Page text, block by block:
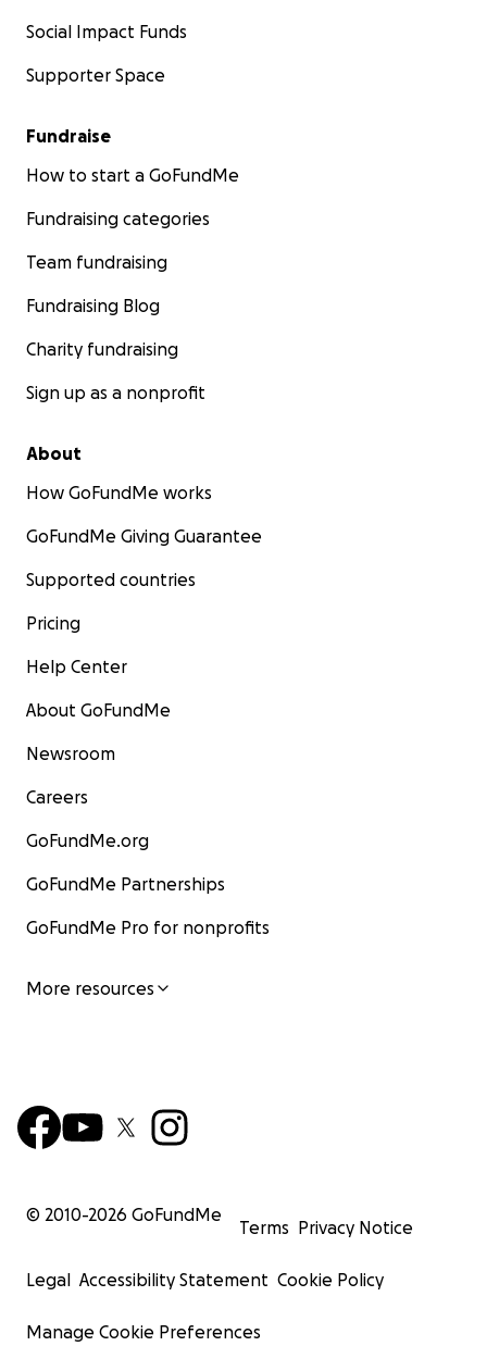
Social Impact Funds
Supporter Space
Fundraise
How to start a GoFundMe
Fundraising categories
Team fundraising
Fundraising Blog
Charity fundraising
Sign up as a nonprofit
About
How GoFundMe works
GoFundMe Giving Guarantee
Supported countries
Pricing
Help Center
About GoFundMe
Newsroom
Careers
GoFundMe.org
GoFundMe Partnerships
GoFundMe Pro for nonprofits
More resources
© 2010-2026 GoFundMe
Terms Privacy Notice
Legal Accessibility Statement Cookie Policy
Manage Cookie Preferences